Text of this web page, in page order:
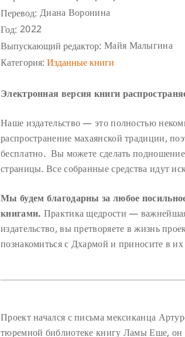
Перевод: Диана Воронина
Год: 2022
Выпускающий редактор: Майя Малыгина
Категория: Изданные книги
Электронная версия книги
Наше издательство — это полностью
распространение махаянской традиции,
бесплатно. Вы можете сделать
страницы. Все собранные средства идут
Мы будем благодарны за любое
книгами. Практика щедрости —
издательство, вы претворяете в жизнь
познакомиться с Дхармой и приносите в
Проект начался с письма мексиканца
тюремной библиотеке книгу Ламы Еше, он